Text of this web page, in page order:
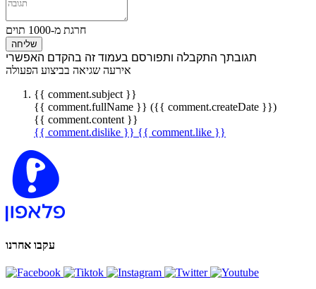
חרגת מ-1000 תוים
שליחה
תגובתך התקבלה ותפורסם בעמוד זה בהקדם האפשרי
אירעה שגיאה בביצוע הפעולה
{{ comment.subject }}
{{ comment.fullName }} ({{ comment.createDate }})
{{ comment.content }}
{{ comment.dislike }} {{ comment.like }}
עקבו אחרנו